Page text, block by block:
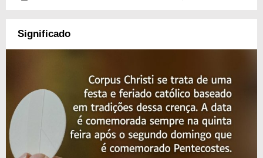
Significado